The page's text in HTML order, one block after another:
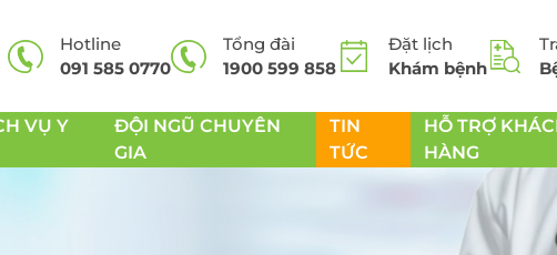
Hotline
091 585 0770
Tổng đài
1900 599 858
Đặt lịch
Khám bệnh
VỤ Y
ĐỘI NGŨ CHUYÊN
GIA
TIN
TỨC
HỖ TRỢ
HÀNG